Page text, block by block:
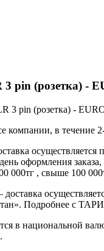
pin (розетка) -
3 pin (розетка) -
компании, в
осуществляется
оформления
000тг , свыше
доставка
Подробнее с
в национальной